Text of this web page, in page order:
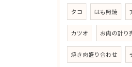
タコ はも照焼
カツオ お肉の計り
焼き肉盛り合わせ